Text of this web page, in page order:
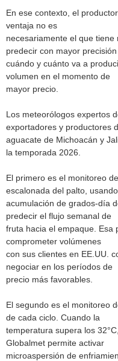
En ese contexto, el
ventaja no es
necesariamente el que
predecir con mayor precisión
cuándo y cuánto va a
volumen en el momento de
mayor precio.
Los meteorólogos expertos
exportadores y productores
aguacate de Michoacán y
la temporada 2026.
El primero es el monitoreo
escalonada del palto,
acumulación de grados-día
predecir el flujo semanal de
fruta hacia el empaque. Esa
comprometer volúmenes
con sus clientes en EE.UU.
negociar en los períodos de
precio más favorables.
El segundo es el monitoreo
de cada ciclo. Cuando la
temperatura supera los
Globalmet permite activar
microaspersión de